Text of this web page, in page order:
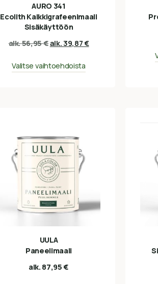
AURO 341
Ecolith Kalkkigrafeenimaali
Sisäkäyttöön
alk.56,95€alk.39,87€
Valitse vaihtoehdoista
UULA
Paneelimaali
alk. 87,95€